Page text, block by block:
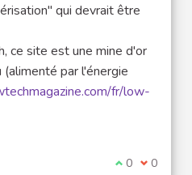
qui devrait être
ce site est une mine d'or
par l'énergie
fr/low-
I agree with
0 I 0